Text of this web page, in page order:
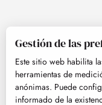
Gestión de las
Este sitio web habilita
herramientas de
anónimas. Puede
informado de la